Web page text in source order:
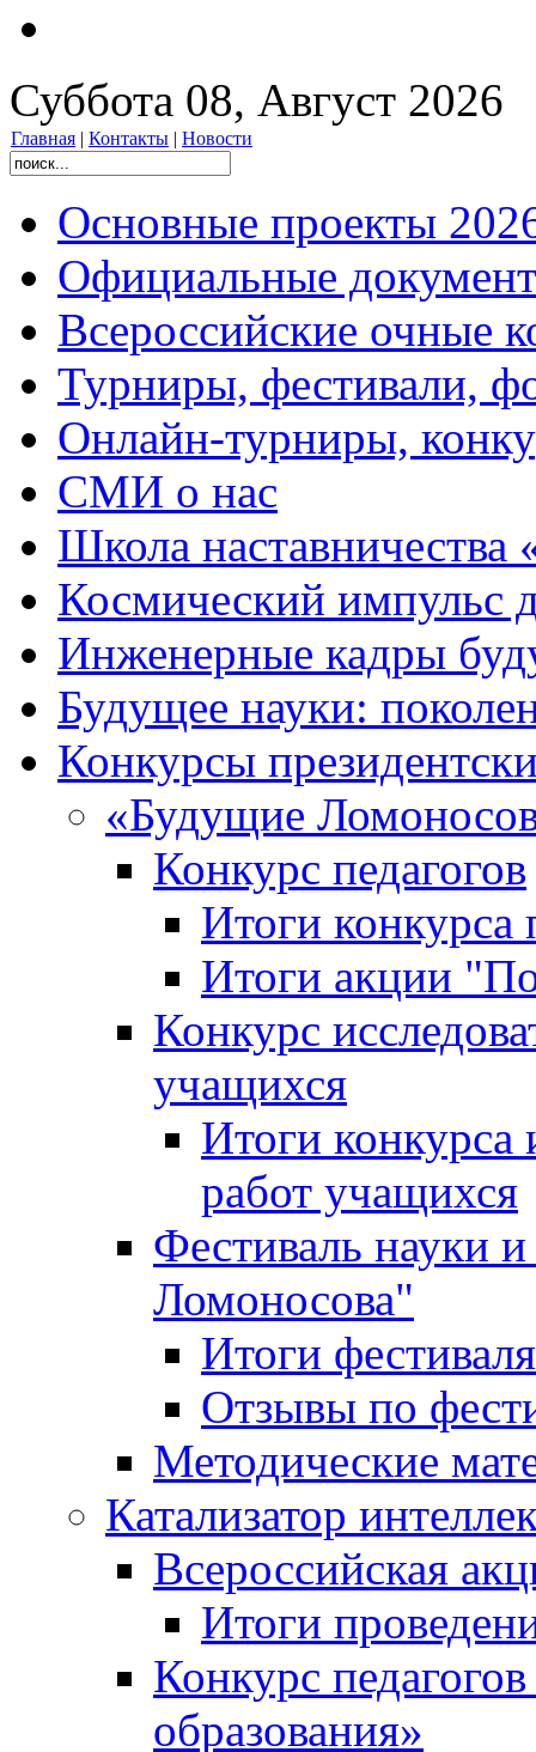
Суббота 08, Август 2026
Главная | Контакты | Новости
Основные проекты
Официальные
Всероссийские очные
Турниры, фестивали,
Онлайн-турниры,
СМИ о нас
Школа
Космический импульс
Инженерные кадры
Будущее науки:
Конкурсы
«Будущие
Конкурс педагогов
Итоги конкурса
Итоги акции
Конкурс
учащихся
Итоги конкурса
работ учащихся
Фестиваль науки
Ломоносова"
Итоги фестиваля
Отзывы по
Методические
Катализатор
Всероссийская
Итоги
Конкурс
образования»